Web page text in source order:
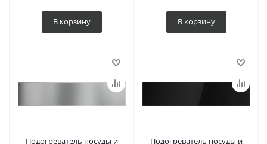
В корзину В корзину
Подогреватель посуды и
Подогреватель посуды и